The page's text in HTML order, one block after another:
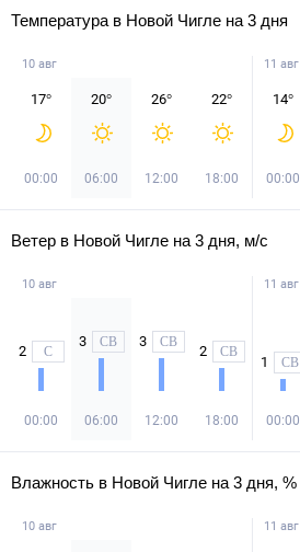
Температура в Новой Чигле на 3 дня
10 авг
17°
00:00
20°
06:00
26°
12:00
22°
18:00
11 авг
14°
00:00
Ветер в Новой Чигле на 3 дня, м/с
10 авг
2 С
00:00
3 СВ
06:00
3 СВ
12:00
2 СВ
18:00
11 авг
1 СВ
00:00
Влажность в Новой Чигле на 3 дня, %
10 авг 11 авг